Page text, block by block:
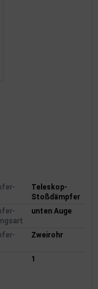
Teleskop-
Stoßdämpfer
unten Auge
Zweirohr
1